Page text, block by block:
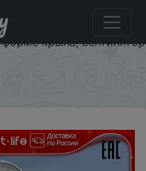
Напольные
инвертор
крыла, вентилятор